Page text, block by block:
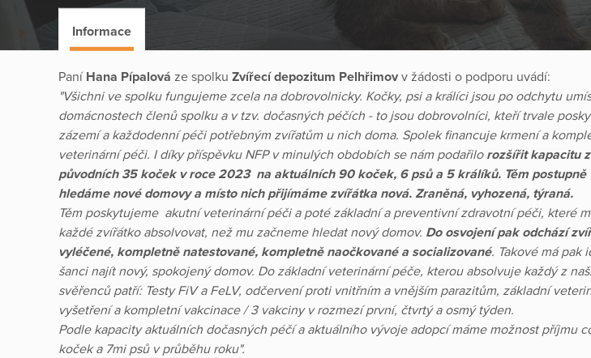
Informace
Paní Hana Pípalová ze spolku Zvířecí depozitum Pelhřimov v žádosti o podporu uvádí:
"Všichni ve spolku fungujeme zcela na dobrovolnicky. Kočky, psi a králíci jsou po odchytu
domácnostech členů spolku a v tzv. dočasných péčích - to jsou dobrovolníci, kteří trvale
zázemí a každodenní péči potřebným zvířatům u nich doma. Spolek financuje krmení a
veterinární péči. I díky příspěvku NFP v minulých obdobích se nám podařilo rozšířit kapacitu z
původních 35 koček v roce 2023 na aktuálních 90 koček, 6 psů a 5 králíků. Těm postupně
hledáme nové domovy a místo nich přijímáme zvířátka nová. Zraněná, vyhozená, týraná.
Těm poskytujeme akutní veterinární péči a poté základní a preventivní zdravotní péči, které
každé zvířátko absolvovat, než mu začneme hledat nový domov. Do osvojení pak odchází
vyléčené, kompletně natestované, kompletně naočkované a socializované. Takové má pak
šanci najít nový, spokojený domov. Do základní veterinární péče, kterou absolvuje každý z
svěřenců patří: Testy FiV a FeLV, odčervení proti vnitřním a vnějším parazitům, základní
vyšetření a kompletní vakcinace / 3 vakciny v rozmezí první, čtvrtý a osmý týden.
Podle kapacity aktuálních dočasných péčí a aktuálního vývoje adopcí máme možnost příjmu
koček a 7mi psů v průběhu roku".